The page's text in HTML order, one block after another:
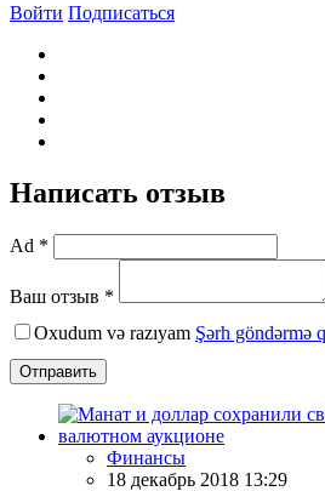
Войти Подписаться
Написать отзыв
Ad *
Ваш отзыв *
Oxudum və razıyam Şərh göndərmə
Отправить
Финансы
18 декабрь 2018 13:29